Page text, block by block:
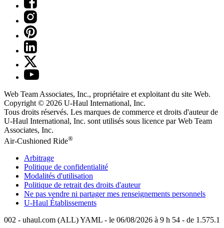
Web Team Associates, Inc., propriétaire et exploitant du site Web.
Copyright © 2026 U-Haul International, Inc.
Tous droits réservés. Les marques de commerce et droits d'auteur de
U-Haul International, Inc. sont utilisés sous licence par Web Team
Associates, Inc.
Air-Cushioned Ride®
Arbitrage
Politique de confidentialité
Modalités d'utilisation
Politique de retrait des droits d'auteur
Ne pas vendre ni partager mes renseignements personnels
U-Haul Établissements
002 - uhaul.com (ALL) YAML - le 06/08/2026 à 9 h 54 - de 1.575.1